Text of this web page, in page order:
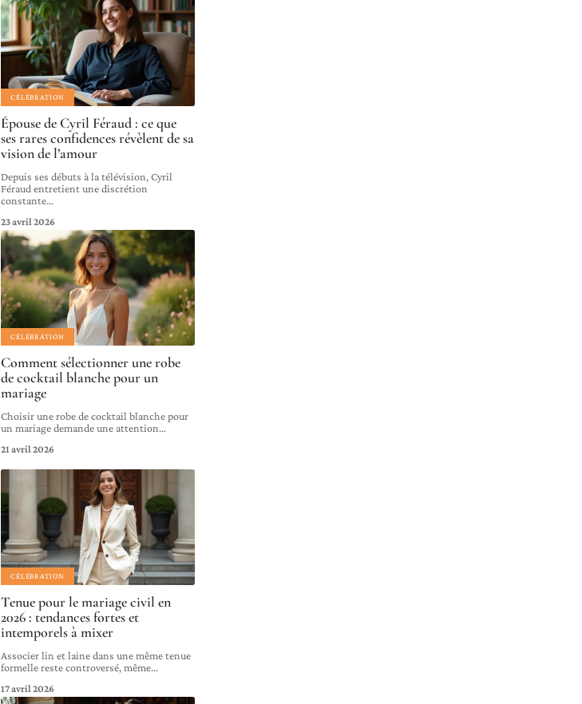
CÉLÉBRATION
Épouse de Cyril Féraud : ce que
ses rares confidences révèlent de sa
vision de l’amour
Depuis ses débuts à la télévision, Cyril
Féraud entretient une discrétion
constante…
23 avril 2026
CÉLÉBRATION
Comment sélectionner une robe
de cocktail blanche pour un
mariage
Choisir une robe de cocktail blanche pour
un mariage demande une attention…
21 avril 2026
CÉLÉBRATION
Tenue pour le mariage civil en
2026 : tendances fortes et
intemporels à mixer
Associer lin et laine dans une même tenue
formelle reste controversé, même…
17 avril 2026